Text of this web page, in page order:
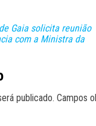
Gaia solicita reunião
com a Ministra da
publicado. Campos